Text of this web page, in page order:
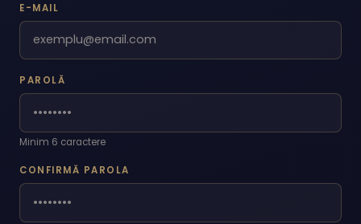
E-MAIL
PAROLĂ
Minim 6 caractere
CONFIRMĂ PAROLA